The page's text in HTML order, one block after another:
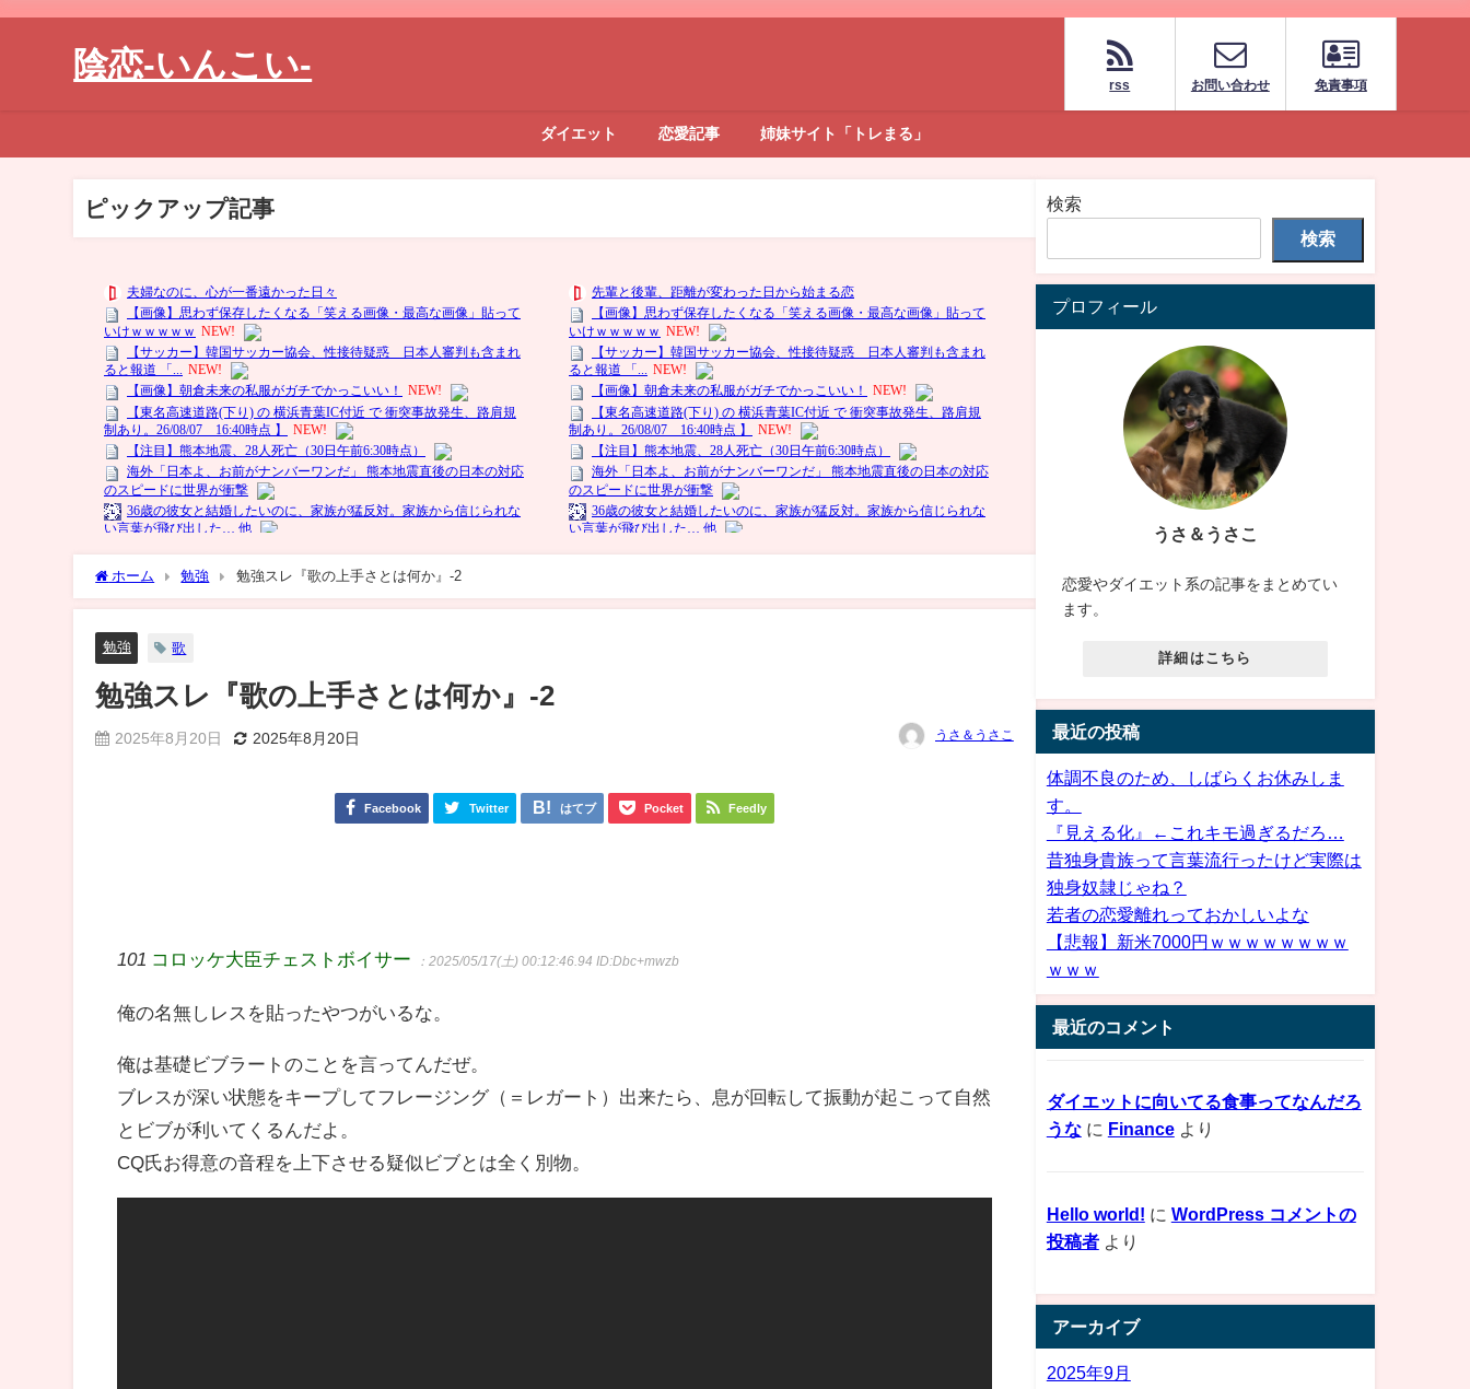
陰恋-いんこい-
rss お問い合わせ 免責事項
ダイエット 恋愛記事 姉妹サイト「トレまる」
ピックアップ記事
ホーム 勉強 勉強スレ『歌の上手さとは何か』-2
勉強 歌
勉強スレ『歌の上手さとは何か』-2
2025年8月20日 2025年8月20日 うさ＆うさこ
Facebook Twitter はてブ Pocket Feedly
101 コロッケ大臣チェストボイサー ：2025/05/17(土) 00:12:46.94ID:Dbc+mwzb
俺の名無しレスを貼ったやつがいるな。
俺は基礎ビブラートのことを言ってんだぜ。
ブレスが深い状態をキープしてフレージング（＝レガート）出来たら、息が回転して振動が起こって自然
とビブが利いてくるんだよ。
CQ氏お得意の音程を上下させる疑似ビブとは全く別物。
検索
検索
プロフィール
うさ＆うさこ
恋愛やダイエット系の記事をまとめてい
ます。
詳細はこちら
最近の投稿
体調不良のため、しばらくお休みしま
す。
『見える化』←これキモ過ぎるだろ…
昔独身貴族って言葉流行ったけど実際は
独身奴隷じゃね？
若者の恋愛離れっておかしいよな
【悲報】新米7000円ｗｗｗｗｗｗｗｗ
ｗｗｗ
最近のコメント
ダイエットに向いてる食事ってなんだろ
うなに Financeより
Hello world! に WordPress コメントの
投稿者より
アーカイブ
2025年9月